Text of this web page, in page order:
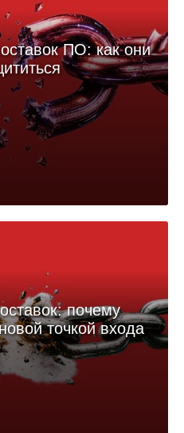
ПО: как они
почему
точкой входа